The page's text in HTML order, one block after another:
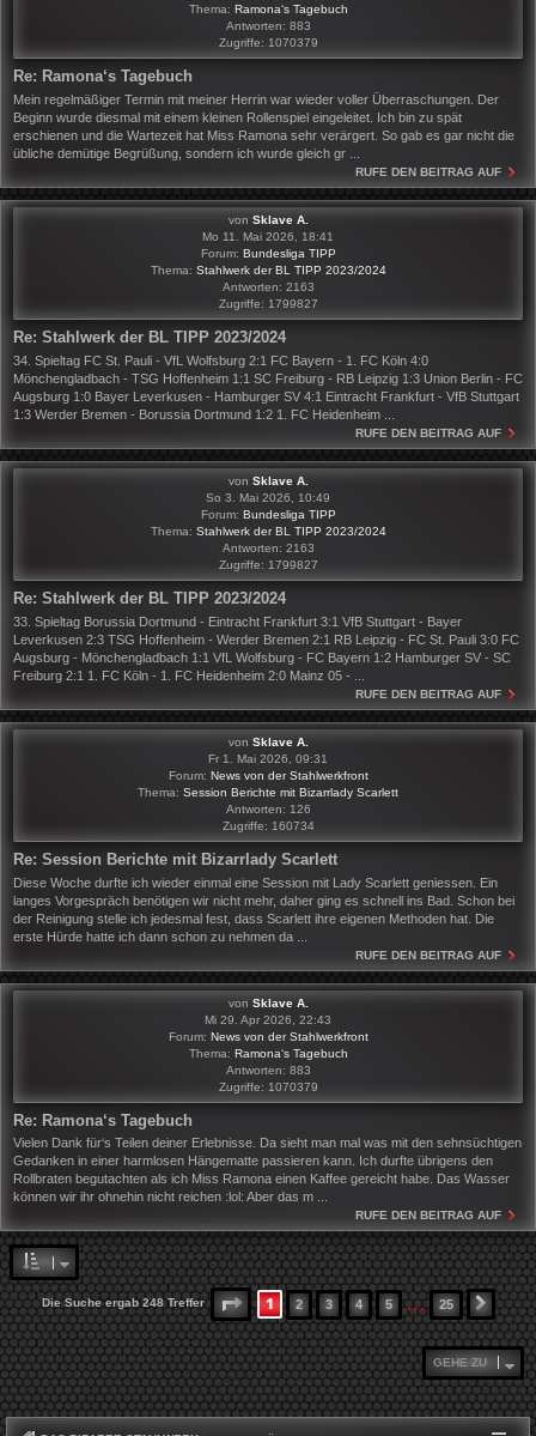
Thema: Ramona‘s Tagebuch
Antworten: 883
Zugriffe: 1070379
Re: Ramona‘s Tagebuch
Mein regelmäßiger Termin mit meiner Herrin war wieder voller Überraschungen. Der
Beginn wurde diesmal mit einem kleinen Rollenspiel eingeleitet. Ich bin zu spät
erschienen und die Wartezeit hat Miss Ramona sehr verärgert. So gab es gar nicht die
übliche demütige Begrüßung, sondern ich wurde gleich gr ...
RUFE DEN BEITRAG AUF
von Sklave A.
Mo 11. Mai 2026, 18:41
Forum: Bundesliga TIPP
Thema: Stahlwerk der BL TIPP 2023/2024
Antworten: 2163
Zugriffe: 1799827
Re: Stahlwerk der BL TIPP 2023/2024
34. Spieltag FC St. Pauli - VfL Wolfsburg 2:1 FC Bayern - 1. FC Köln 4:0
Mönchengladbach - TSG Hoffenheim 1:1 SC Freiburg - RB Leipzig 1:3 Union Berlin - FC
Augsburg 1:0 Bayer Leverkusen - Hamburger SV 4:1 Eintracht Frankfurt - VfB Stuttgart
1:3 Werder Bremen - Borussia Dortmund 1:2 1. FC Heidenheim ...
RUFE DEN BEITRAG AUF
von Sklave A.
So 3. Mai 2026, 10:49
Forum: Bundesliga TIPP
Thema: Stahlwerk der BL TIPP 2023/2024
Antworten: 2163
Zugriffe: 1799827
Re: Stahlwerk der BL TIPP 2023/2024
33. Spieltag Borussia Dortmund - Eintracht Frankfurt 3:1 VfB Stuttgart - Bayer
Leverkusen 2:3 TSG Hoffenheim - Werder Bremen 2:1 RB Leipzig - FC St. Pauli 3:0 FC
Augsburg - Mönchengladbach 1:1 VfL Wolfsburg - FC Bayern 1:2 Hamburger SV - SC
Freiburg 2:1 1. FC Köln - 1. FC Heidenheim 2:0 Mainz 05 - ...
RUFE DEN BEITRAG AUF
von Sklave A.
Fr 1. Mai 2026, 09:31
Forum: News von der Stahlwerkfront
Thema: Session Berichte mit Bizarrlady Scarlett
Antworten: 126
Zugriffe: 160734
Re: Session Berichte mit Bizarrlady Scarlett
Diese Woche durfte ich wieder einmal eine Session mit Lady Scarlett geniessen. Ein
langes Vorgespräch benötigen wir nicht mehr, daher ging es schnell ins Bad. Schon bei
der Reinigung stelle ich jedesmal fest, dass Scarlett ihre eigenen Methoden hat. Die
erste Hürde hatte ich dann schon zu nehmen da ...
RUFE DEN BEITRAG AUF
von Sklave A.
Mi 29. Apr 2026, 22:43
Forum: News von der Stahlwerkfront
Thema: Ramona‘s Tagebuch
Antworten: 883
Zugriffe: 1070379
Re: Ramona‘s Tagebuch
Vielen Dank für‘s Teilen deiner Erlebnisse. Da sieht man mal was mit den sehnsüchtigen
Gedanken in einer harmlosen Hängematte passieren kann. Ich durfte übrigens den
Rollbraten begutachten als ich Miss Ramona einen Kaffee gereicht habe. Das Wasser
können wir ihr ohnehin nicht reichen :lol: Aber das m ...
RUFE DEN BEITRAG AUF
Die Suche ergab 248 Treffer SEITE1 VON25
1 2 3 4 5 … 25
GEHE ZU